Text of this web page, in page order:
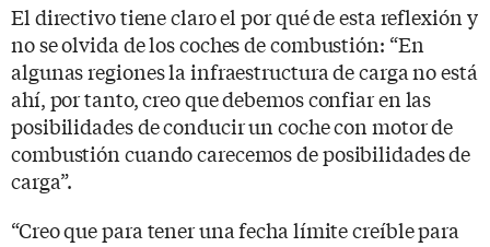
El directivo tiene claro el por qué de esta reflexión y
no se olvida de los coches de combustión: “En
algunas regiones la infraestructura de carga no está
ahí, por tanto, creo que debemos confiar en las
posibilidades de conducir un coche con motor de
combustión cuando carecemos de posibilidades de
carga”.
“Creo que para tener una fecha límite creíble para